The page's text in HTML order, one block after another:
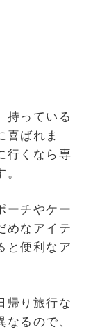
持っている
喜ばれま
行くなら専
ーチやケー
めなアイテ
と便利なア
帰り旅行な
るので、